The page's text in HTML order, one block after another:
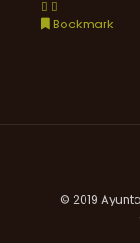
Bookmark
© 2019